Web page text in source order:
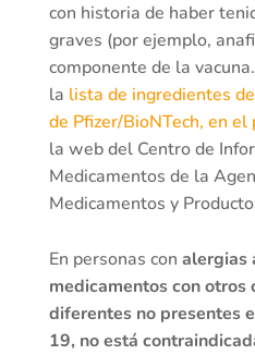
con historia de haber
graves (por ejemplo,
componente de la
la lista de ingredientes
de Pfizer/BioNTech, en el
la web del Centro de
Medicamentos de la
Medicamentos y
En personas con alergias
medicamentos con otros
diferentes no presentes
19, no está